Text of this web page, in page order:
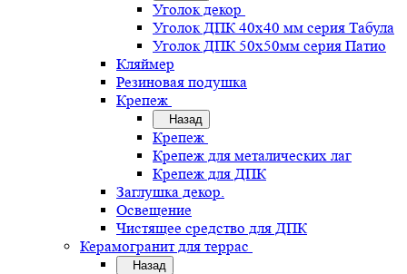
Уголок декор
Уголок ДПК 40х40 мм серия Табула
Уголок ДПК 50х50мм серия Патио
Кляймер
Резиновая подушка
Крепеж
Назад
Крепеж
Крепеж для металических лаг
Крепеж для ДПК
Заглушка декор.
Освещение
Чистящее средство для ДПК
Керамогранит для террас
Назад